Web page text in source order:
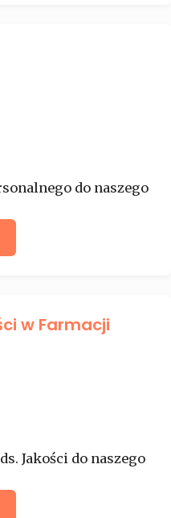
do naszego
w Farmacji
Jakości do naszego